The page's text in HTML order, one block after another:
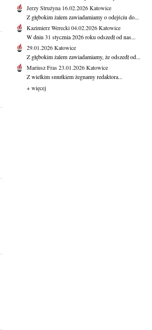
Jerzy Strużyna 16.02.2026Katowice
Z głębokim żalem zawiadamiamy o odejściu do...
Kazimierz Werecki04.02.2026Katowice
W dniu 31 stycznia 2026 roku odszedł od nas...
29.01.2026Katowice
Z głębokim żalem zawiadamiamy, że odszedł od...
Mariusz Fras23.01.2026Katowice
Z wielkim smutkiem żegnamy redaktora...
+ więcej